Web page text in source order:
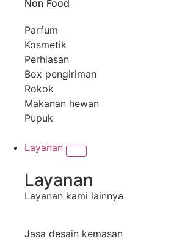
Non Food
Parfum
Kosmetik
Perhiasan
Box pengiriman
Rokok
Makanan hewan
Pupuk
Layanan
Layanan
Layanan kami lainnya
Jasa desain kemasan